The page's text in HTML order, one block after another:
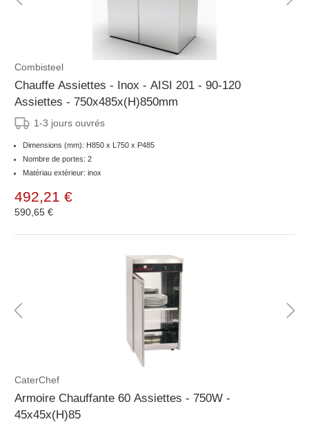
Combisteel
Chauffe Assiettes - Inox - AISI 201 - 90-120
Assiettes - 750x485x(H)850mm
1-3 jours ouvrés
Dimensions (mm): H850 x L750 x P485
Nombre de portes: 2
Matériau extérieur: inox
492,21 €
590,65 €
CaterChef
Armoire Chauffante 60 Assiettes - 750W -
45x45x(H)85